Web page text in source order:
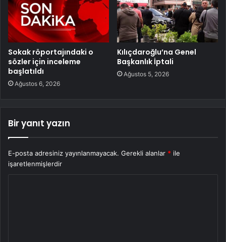
Sokak röportajındaki o
sözler için inceleme
başlatıldı
Ağustos 6, 2026
Kılıçdaroğlu’na Genel
Başkanlık İptali
Ağustos 5, 2026
Bir yanıt yazın
E-posta adresiniz yayınlanmayacak. Gerekli alanlar * ile
işaretlenmişlerdir